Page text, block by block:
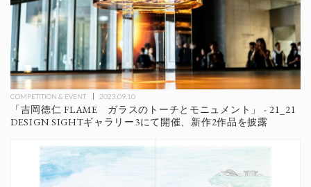
COMPETITION & EVENT 2023.09.10
「吉岡徳仁 FLAME ガラスのトーチとモニュメント」 - 21_21
DESIGN SIGHTギャラリー3にて開催、新作2作品を披露